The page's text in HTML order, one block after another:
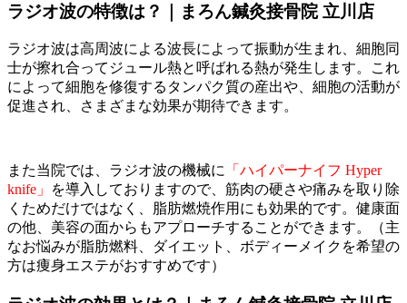
ラジオ波の特徴は？｜まろん鍼灸接骨院 立川店
ラジオ波は高周波による波長によって振動が生まれ、細胞同
士が擦れ合ってジュール熱と呼ばれる熱が発生します。これ
によって細胞を修復するタンパク質の産出や、細胞の活動が
促進され、さまざまな効果が期待できます。
また当院では、ラジオ波の機械に
「ハイパーナイフ Hyper
knife」
を導入しておりますので、筋肉の硬さや痛みを取り除
くためだけではなく、脂肪燃焼作用にも効果的です。健康面
の他、美容の面からもアプローチすることができます。（主
なお悩みが脂肪燃料、ダイエット、ボディーメイクを希望の
方は痩身エステがおすすめです）